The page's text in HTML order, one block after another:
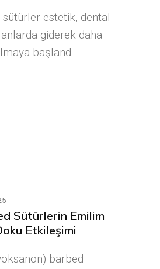
sütürler estetik, dental
giderek daha
başland
Sütürlerin Emilim
Etkileşimi
barbed